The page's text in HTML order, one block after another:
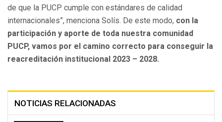
de que la PUCP cumple con estándares de calidad
internacionales”, menciona Solís. De este modo, con la
participación y aporte de toda nuestra comunidad
PUCP, vamos por el camino correcto para conseguir la
reacreditación institucional 2023 – 2028.
NOTICIAS RELACIONADAS